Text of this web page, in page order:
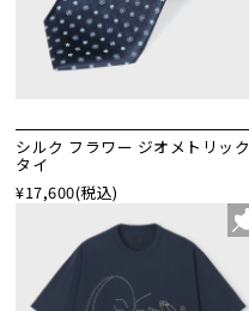
シルク フラワー ジオメトリック
タイ
¥17,600(税込)